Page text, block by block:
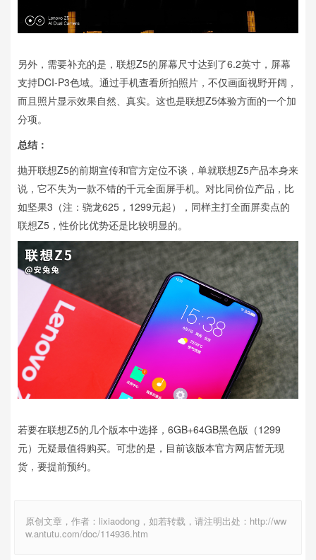
另外，需要补充的是，联想Z5的屏幕尺寸达到了6.2英寸，屏幕
支持DCI-P3色域。通过手机查看所拍照片，不仅画面视野开阔，
而且照片显示效果自然、真实。这也是联想Z5体验方面的一个加
分项。
总结：
抛开联想Z5的前期宣传和官方定位不谈，单就联想Z5产品本身来
说，它不失为一款不错的千元全面屏手机。对比同价位产品，比
如坚果3（注：骁龙625，1299元起），同样主打全面屏卖点的
联想Z5，性价比优势还是比较明显的。
若要在联想Z5的几个版本中选择，6GB+64GB黑色版（1299
元）无疑最值得购买。可悲的是，目前该版本官方网店暂无现
货，要提前预约。
原创文章，作者：lixiaodong，如若转载，请注明出处：http://ww
w.antutu.com/doc/114936.htm